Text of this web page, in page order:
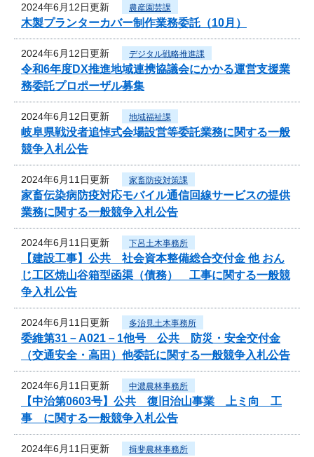
2024年6月12日更新 農産園芸課
木製プランターカバー制作業務委託（10月）
2024年6月12日更新 デジタル戦略推進課
令和6年度DX推進地域連携協議会にかかる運営支援業
務委託プロポーザル募集
2024年6月12日更新 地域福祉課
岐阜県戦没者追悼式会場設営等委託業務に関する一般
競争入札公告
2024年6月11日更新 家畜防疫対策課
家畜伝染病防疫対応モバイル通信回線サービスの提供
業務に関する一般競争入札公告
2024年6月11日更新 下呂土木事務所
【建設工事】公共 社会資本整備総合交付金 他 おん
じ工区焼山谷箱型函渠（債務） 工事に関する一般競
争入札公告
2024年6月11日更新 多治見土木事務所
委維第31－A021－1他号 公共 防災・安全交付金
（交通安全・高田）他委託に関する一般競争入札公告
2024年6月11日更新 中濃農林事務所
【中治第0603号】公共 復旧治山事業 上ミ向 工
事 に関する一般競争入札公告
2024年6月11日更新 揖斐農林事務所